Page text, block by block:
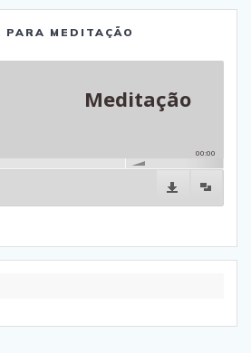
PARA MEDITAÇÃO
Meditação
00:00